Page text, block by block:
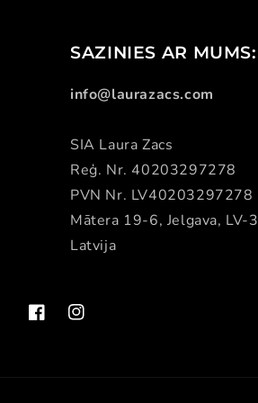
SAZINIES AR MUMS:
info@laurazacs.com
SIA Laura Zacs
Reģ. Nr. 40203297278
PVN Nr. LV40203297278
Mātera 19-6, Jelgava, LV-
Latvija
FacebookInstagram